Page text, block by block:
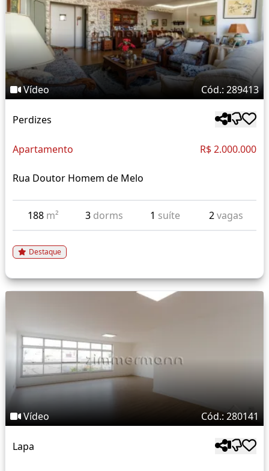
Vídeo Cód.: 289413
Perdizes
Apartamento R$ 2.000.000
Rua Doutor Homem de Melo
188 m² 3 dorms 1 suíte 2vagas
Destaque
Vídeo Cód.: 280141
Lapa